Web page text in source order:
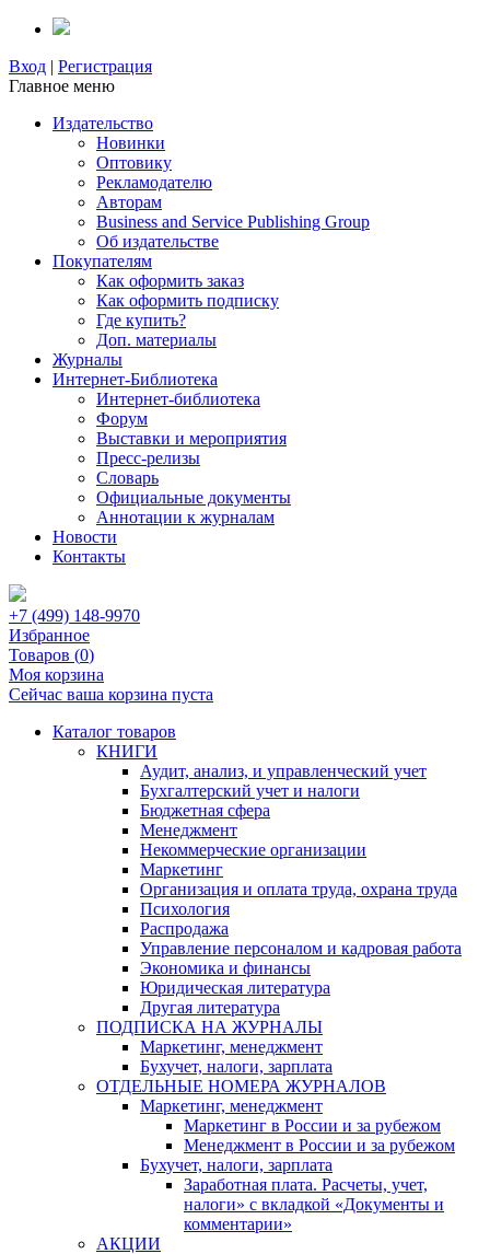
Вход | Регистрация
Главное меню
Издательство
Новинки
Оптовику
Рекламодателю
Авторам
Business and Service Publishing Group
Об издательстве
Покупателям
Как оформить заказ
Как оформить подписку
Где купить?
Доп. материалы
Журналы
Интернет-Библиотека
Интернет-библиотека
Форум
Выставки и мероприятия
Пресс-релизы
Словарь
Официальные документы
Аннотации к журналам
Новости
Контакты
+7 (499) 148-9970
Избранное
Товаров (0)
Моя корзина
Сейчас ваша корзина пуста
Каталог товаров
КНИГИ
Аудит, анализ, и управленческий учет
Бухгалтерский учет и налоги
Бюджетная сфера
Менеджмент
Некоммерческие организации
Маркетинг
Организация и оплата труда, охрана труда
Психология
Распродажа
Управление персоналом и кадровая работа
Экономика и финансы
Юридическая литература
Другая литература
ПОДПИСКА НА ЖУРНАЛЫ
Маркетинг, менеджмент
Бухучет, налоги, зарплата
ОТДЕЛЬНЫЕ НОМЕРА ЖУРНАЛОВ
Маркетинг, менеджмент
Маркетинг в России и за рубежом
Менеджмент в России и за рубежом
Бухучет, налоги, зарплата
Заработная плата. Расчеты, учет,
налоги» с вкладкой «Документы и
комментарии»
АКЦИИ